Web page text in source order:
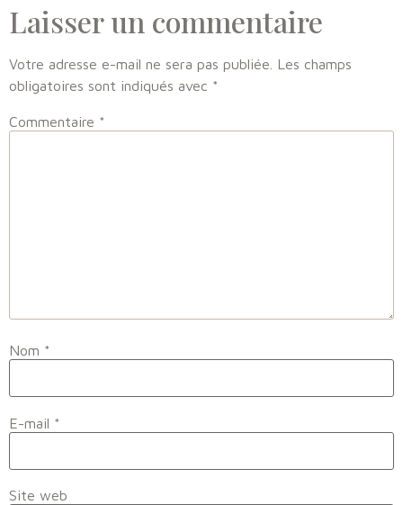
Laisser un commentaire
Votre adresse e-mail ne sera pas publiée. Les champs
obligatoires sont indiqués avec *
Commentaire *
Nom *
E-mail *
Site web